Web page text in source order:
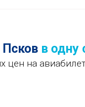
Псков в одну
цен на